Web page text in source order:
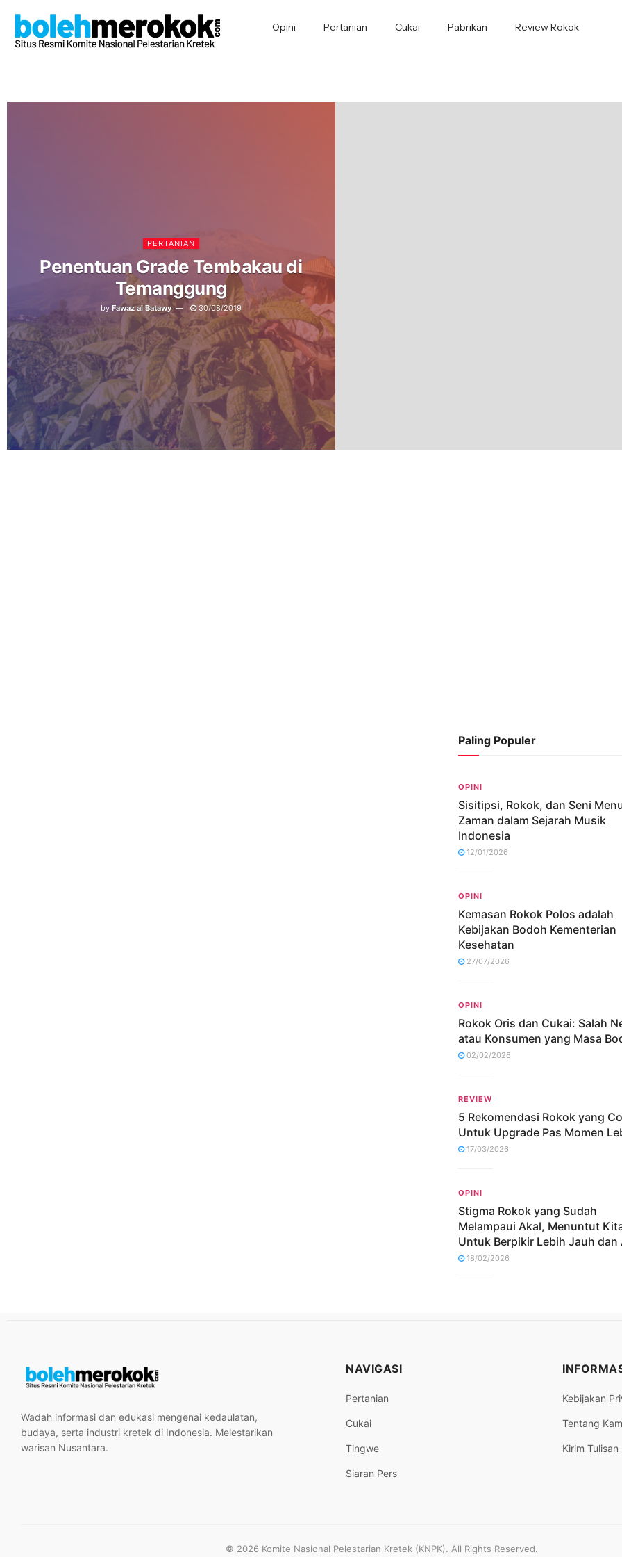
Opini Pertanian Cukai Pabrikan Review Rokok
PERTANIAN
Penentuan Grade Tembakau di
Temanggung
by Fawaz al Batawy 30/08/2019
Paling Populer
OPINI
Sisitipsi, Rokok, dan Seni
Zaman dalam Sejarah Musik
Indonesia
12/01/2026
OPINI
Kemasan Rokok Polos adalah
Kebijakan Bodoh Kementerian
Kesehatan
27/07/2026
OPINI
Rokok Oris dan Cukai: Salah
atau Konsumen yang Masa
02/02/2026
REVIEW
5 Rekomendasi Rokok yang
Untuk Upgrade Pas Momen
17/03/2026
OPINI
Stigma Rokok yang Sudah
Melampaui Akal, Menuntut
Untuk Berpikir Lebih Jauh dan
18/02/2026
Wadah informasi dan edukasi mengenai kedaulatan,
budaya, serta industri kretek di Indonesia. Melestarikan
warisan Nusantara.
NAVIGASI
Pertanian
Cukai
Tingwe
Siaran Pers
Kebijakan
Tentang
Kirim Tulisan
© 2026 Komite Nasional Pelestarian Kretek (KNPK). All Rights Reserved.